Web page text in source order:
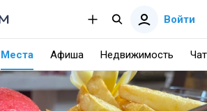
Войти
Места Афиша Недвижимость Чат